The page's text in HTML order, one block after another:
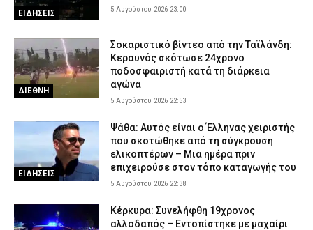
ΕΙΔΗΣΕΙΣ 5 Αυγούστου 2026 23:00
ΔΙΕΘΝΗ
Σοκαριστικό βίντεο από την Ταϊλάνδη:
Κεραυνός σκότωσε 24χρονο
ποδοσφαιριστή κατά τη διάρκεια
αγώνα
5 Αυγούστου 2026 22:53
ΕΙΔΗΣΕΙΣ
Ψάθα: Αυτός είναι ο Έλληνας χειριστής
που σκοτώθηκε από τη σύγκρουση
ελικοπτέρων – Μια ημέρα πριν
επιχειρούσε στον τόπο καταγωγής του
5 Αυγούστου 2026 22:38
Κέρκυρα: Συνελήφθη 19χρονος
αλλοδαπός – Εντοπίστηκε με μαχαίρι